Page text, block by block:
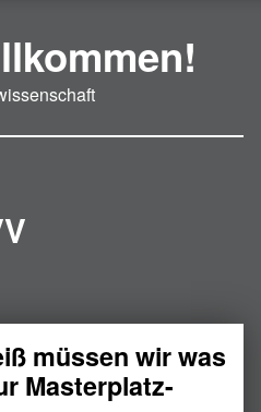
müssen wir was
Masterplatz-